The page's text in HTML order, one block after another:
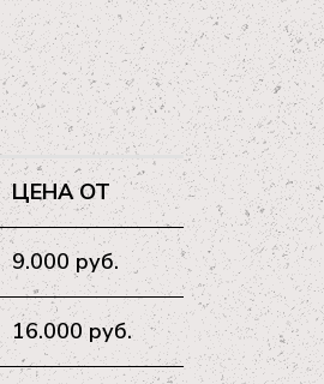
ЦЕНА ОТ
9.000 руб.
16.000 руб.